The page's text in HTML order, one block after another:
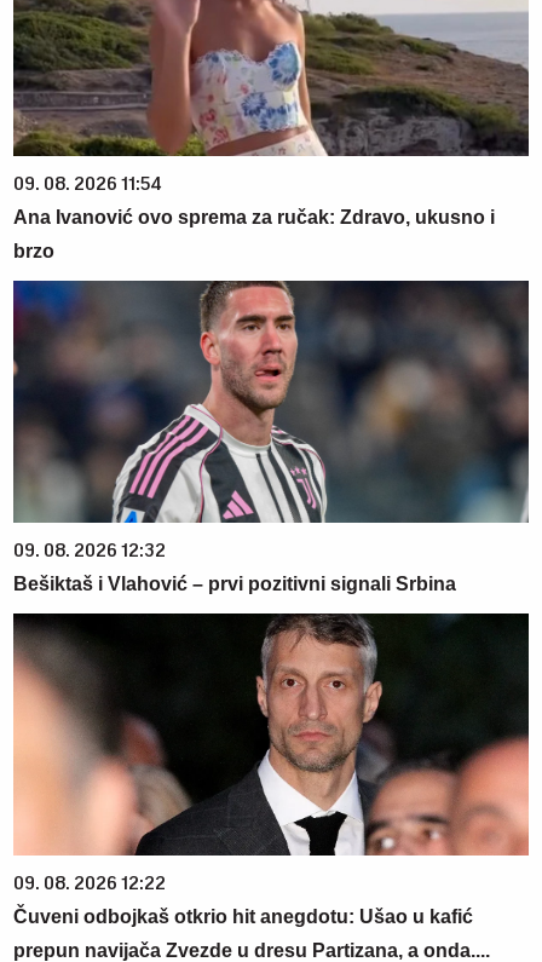
09. 08. 2026 11:54
Ana Ivanović ovo sprema za ručak: Zdravo, ukusno i
brzo
09. 08. 2026 12:32
Bešiktaš i Vlahović – prvi pozitivni signali Srbina
09. 08. 2026 12:22
Čuveni odbojkaš otkrio hit anegdotu: Ušao u kafić
prepun navijača Zvezde u dresu Partizana, a onda....